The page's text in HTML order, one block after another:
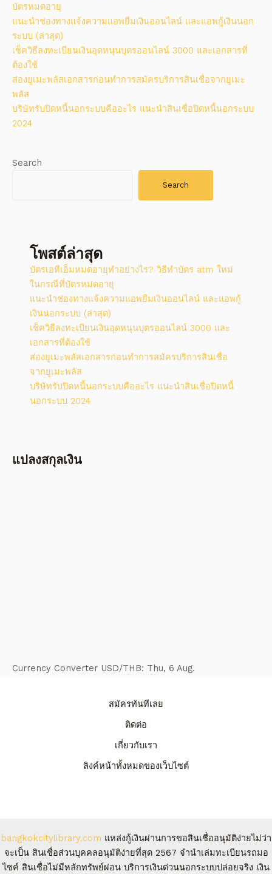
บัตรหมดอายุ
แนะนำช่องทางแจ้งความแอพยืมเงินออนไลน์ และแอพกู้เงินนอก
ระบบ (ล่าสุด)
เช็ควิธีลงทะเบียนเงินอุดหนุนบุตรออนไลน์ 3000 และเอกสารที่
ต้องใช้
ส่องยูเมะพลัสเอกสารก่อนทำการสมัครบริการสินเชื่อจากยูเมะ
พลัส
บริษัทรับปิดหนี้นอกระบบคืออะไร แนะนำสินเชื่อปิดหนี้นอกระบบ
2024
Search
Search
โพสต์ล่าสุด
บัตรเอทีเอ็มหมดอายุทำอย่างไร? วิธีทําบัตร atm ใหม่
ในกรณีที่บัตรหมดอายุ
แนะนำช่องทางแจ้งความแอพยืมเงินออนไลน์ และแอพกู้
เงินนอกระบบ (ล่าสุด)
เช็ควิธีลงทะเบียนเงินอุดหนุนบุตรออนไลน์ 3000 และ
เอกสารที่ต้องใช้
ส่องยูเมะพลัสเอกสารก่อนทำการสมัครบริการสินเชื่อ
จากยูเมะพลัส
บริษัทรับปิดหนี้นอกระบบคืออะไร แนะนำสินเชื่อปิดหนี้
นอกระบบ 2024
แปลงสกุลเงิน
Currency Converter USD/THB: Thu, 6 Aug.
สมัครทันทีเลย
ติดต่อ
เกี่ยวกับเรา
ลิงค์หน้าทั้งหมดของเว็บไซต์
bangkokcitylibrary.com แหล่งกู้เงินผ่านการขอสินเชื่ออนุมัติง่ายไม่ว่า
จะเป็น สินเชื่อส่วนบุคคลอนุมัติง่ายที่สุด 2567 จํานําเล่มทะเบียนรถมอ
ไซค์ สินเชื่อไม่มีหลักทรัพย์ผ่อน บริการเงินด่วนนอกระบบปล่อยจริง เงิน